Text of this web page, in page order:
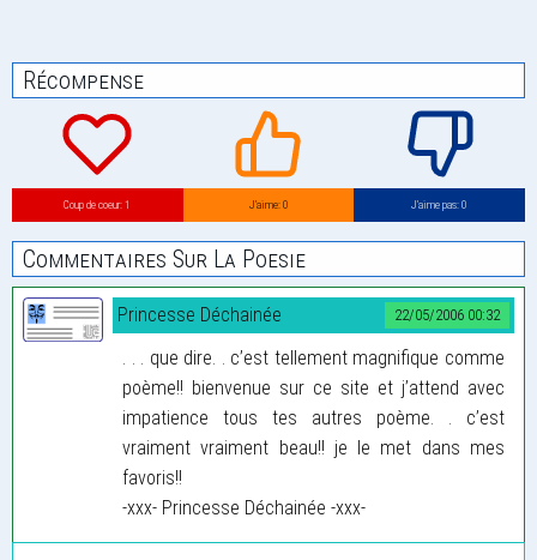
Récompense
Coup de coeur: 1 J’aime: 0 J’aime pas: 0
Commentaires Sur La Poesie
22/05/2006 00:32
Princesse Déchainée
. . . que dire. . c’est tellement magnifique comme
poème!! bienvenue sur ce site et j’attend avec
impatience tous tes autres poème. . c’est
vraiment vraiment beau!! je le met dans mes
favoris!!
-xxx- Princesse Déchainée -xxx-